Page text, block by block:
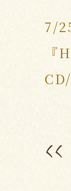
7/
『
<<